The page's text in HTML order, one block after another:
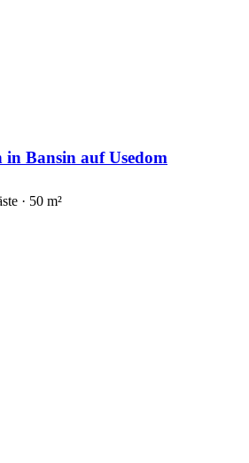
Bansin auf Usedom
· 50 m²